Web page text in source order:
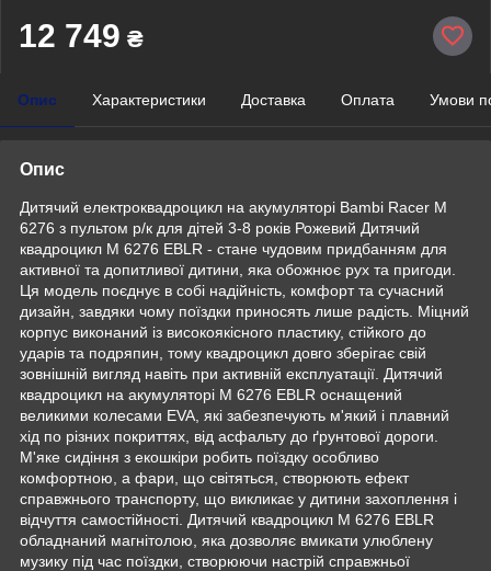
12 749 ₴
Опис Характеристики Доставка Оплата Умови
Опис
Дитячий електроквадроцикл на акумуляторі Bambi Racer M
6276 з пультом р/к для дітей 3-8 років Рожевий Дитячий
квадроцикл M 6276 EBLR - стане чудовим придбанням для
активної та допитливої ​​дитини, яка обожнює рух та пригоди.
Ця модель поєднує в собі надійність, комфорт та сучасний
дизайн, завдяки чому поїздки приносять лише радість. Міцний
корпус виконаний із високоякісного пластику, стійкого до
ударів та подряпин, тому квадроцикл довго зберігає свій
зовнішній вигляд навіть при активній експлуатації. Дитячий
квадроцикл на акумуляторі M 6276 EBLR оснащений
великими колесами EVA, які забезпечують м'який і плавний
хід по різних покриттях, від асфальту до ґрунтової дороги.
М'яке сидіння з екошкіри робить поїздку особливо
комфортною, а фари, що світяться, створюють ефект
справжнього транспорту, що викликає у дитини захоплення і
відчуття самостійності. Дитячий квадроцикл M 6276 EBLR
обладнаний магнітолою, яка дозволяє вмикати улюблену
музику під час поїздки, створюючи настрій справжньої